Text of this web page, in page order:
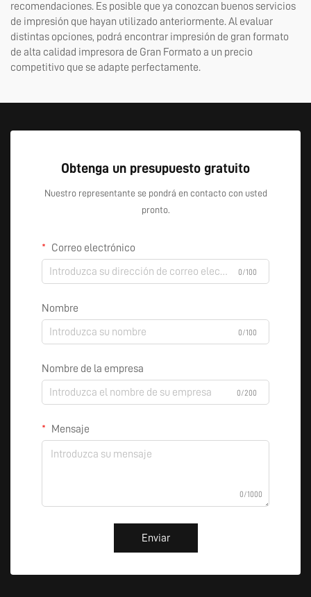
recomendaciones. Es posible que ya conozcan buenos servicios
de impresión que hayan utilizado anteriormente. Al evaluar
distintas opciones, podrá encontrar impresión de gran formato
de alta calidad impresora de Gran Formato a un precio
competitivo que se adapte perfectamente.
Obtenga un presupuesto gratuito
Nuestro representante se pondrá en contacto con usted
pronto.
Correo electrónico
0/100
Nombre
0/100
Nombre de la empresa
0/200
Mensaje
0/1000
Enviar